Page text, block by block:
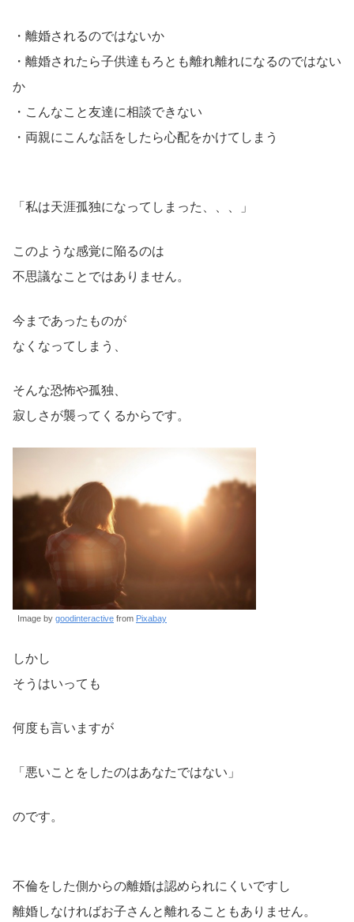
・離婚されるのではないか
・離婚されたら子供達もろとも離れ離れになるのではない
か
・こんなこと友達に相談できない
・両親にこんな話をしたら心配をかけてしまう
「私は天涯孤独になってしまった、、、」
このような感覚に陥るのは
不思議なことではありません。
今まであったものが
なくなってしまう、
そんな恐怖や孤独、
寂しさが襲ってくるからです。
Image by goodinteractive from Pixabay
しかし
そうはいっても
何度も言いますが
「悪いことをしたのはあなたではない」
のです。
不倫をした側からの離婚は認められにくいですし
離婚しなければお子さんと離れることもありません。